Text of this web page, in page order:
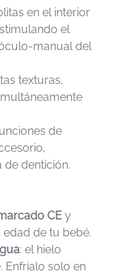
en el interior
el
manual del
texturas,
de
de dentición.
CE y
de tu bebé.
: el hielo
Enfríalo solo en